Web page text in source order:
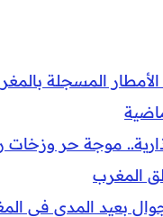
موجة حر
المغرب
بعيد المدى في